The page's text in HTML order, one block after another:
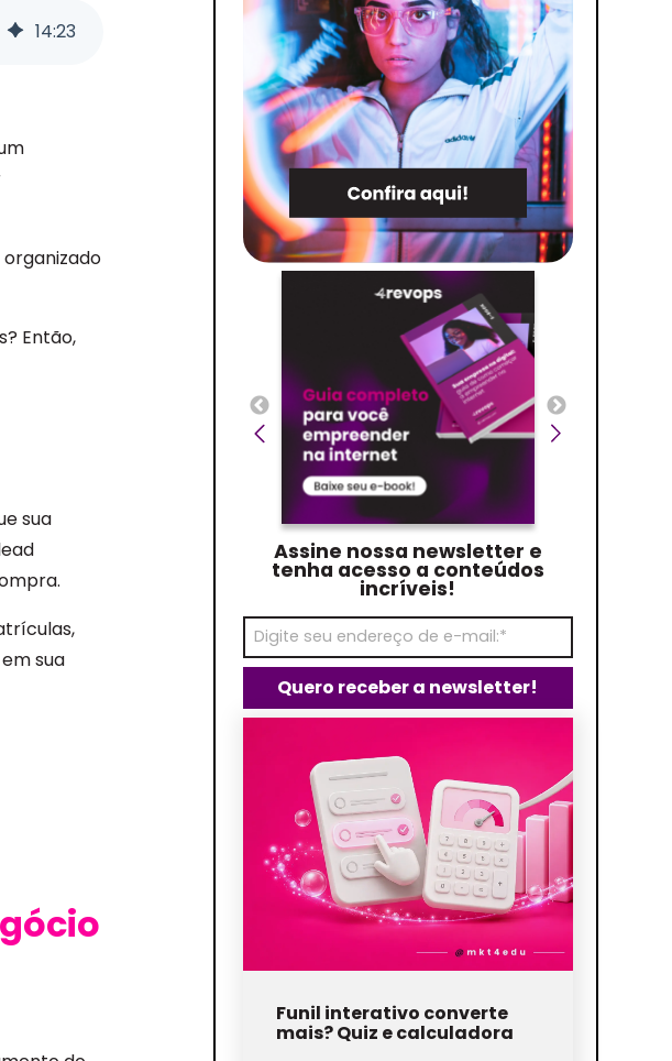
14:23
Então,
sua
sua
Assine nossa newsletter e
tenha acesso a conteúdos
incríveis!
Funil interativo converte
mais? Quiz e calculadora